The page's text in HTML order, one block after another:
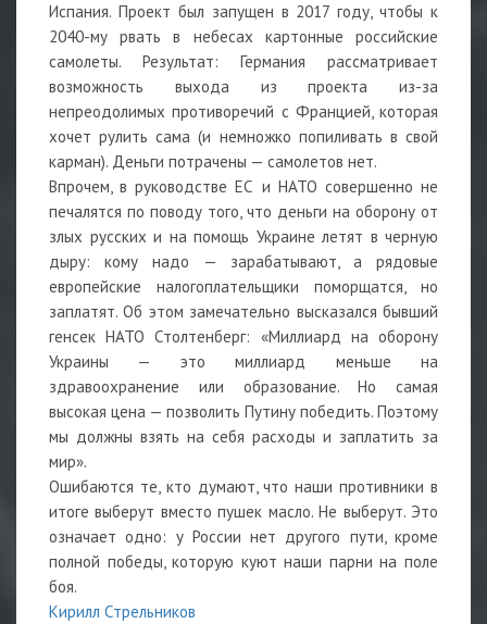
Испания. Проект был запущен в 2017 году, чтобы к
2040-му рвать в небесах картонные российские
самолеты. Результат: Германия рассматривает
возможность выхода из проекта из-за
непреодолимых противоречий с Францией, которая
хочет рулить сама (и немножко попиливать в свой
карман). Деньги потрачены — самолетов нет.
Впрочем, в руководстве ЕС и НАТО совершенно не
печалятся по поводу того, что деньги на оборону от
злых русских и на помощь Украине летят в черную
дыру: кому надо — зарабатывают, а рядовые
европейские налогоплательщики поморщатся, но
заплатят. Об этом замечательно высказался бывший
генсек НАТО Столтенберг: «Миллиард на оборону
Украины — это миллиард меньше на
здравоохранение или образование. Но самая
высокая цена — позволить Путину победить. Поэтому
мы должны взять на себя расходы и заплатить за
мир».
Ошибаются те, кто думают, что наши противники в
итоге выберут вместо пушек масло. Не выберут. Это
означает одно: у России нет другого пути, кроме
полной победы, которую куют наши парни на поле
боя.
Кирилл Стрельников